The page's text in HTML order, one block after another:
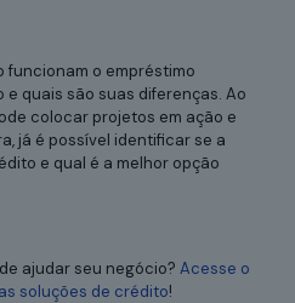
funcionam o empréstimo
quais são suas diferenças. Ao
colocar projetos em ação e
já é possível identificar se a
e qual é a melhor opção
ajudar seu negócio? Acesse o
soluções de crédito!